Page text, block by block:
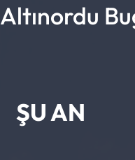
Altınordu
ŞU AN